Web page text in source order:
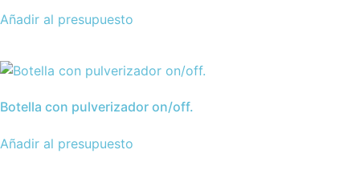
Añadir al presupuesto
Botella con pulverizador on/off.
Añadir al presupuesto